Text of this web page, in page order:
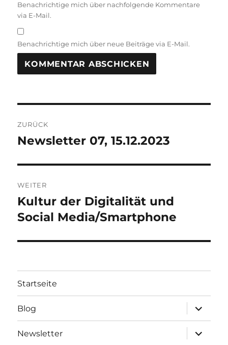
Benachrichtige mich über nachfolgende Kommentare
via E-Mail.
Benachrichtige mich über neue Beiträge via E-Mail.
T
R
A
I
E
:
ZURÜCK
Vorheriger
Newsletter 07, 15.12.2023
WEITER
Nächster
Beitrag:
Kultur der Digitalität und
Social Media/Smartphone
Startseite
Blog
öffnen
Newsletter
öffnen